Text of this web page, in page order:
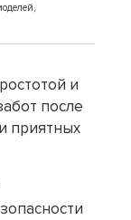
и
после
приятных